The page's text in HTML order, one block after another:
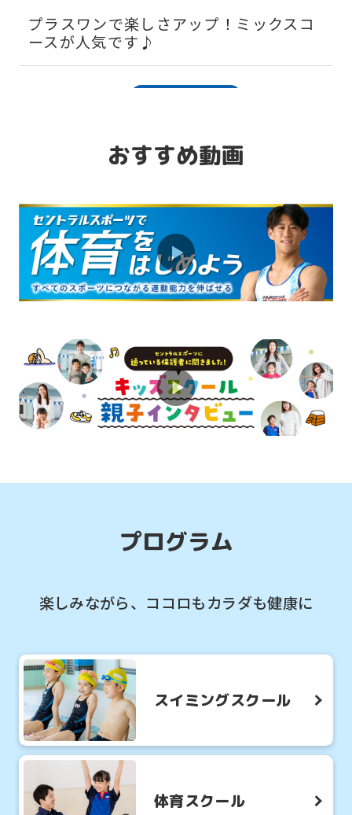
プラスワンで楽しさアップ！ミックスコ
ースが人気です♪
すめする理由はこちら
2026.08.01 お知らせ
習い事人気No1のスイミングスクールを
ご紹介！
体育スクールのご紹介！すべての運動能
力の基礎を作ります！
2026.08.01 お知らせ
おすすめ動画
プログラム
楽しみながら、ココロもカラダも健康に
スイミングスクール
体育スクール